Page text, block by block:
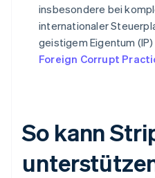
insbesondere bei
internationaler
geistigem Eigentum
Foreign Corrupt
So kann